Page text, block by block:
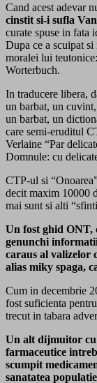
Cand acest adevar
cinstit si-i sufla
curate spuse in fata
Dupa ce a scuipat si
moralei lui
Worterbuch.
In traducere libera,
un barbat, un
un barbat, un
care semi-eruditul
Verlaine “Par
Domnule: cu
CTP-ul si
decit maxim 10000
mai sunt si alti
Un fost ghid ONT,
genunchi
caraus al valizelor
alias miky spaga,
Cum in decembrie
fost suficienta
trecut in tabara
Un alt dijmuitor cu
farmaceutice
scumpit
sanatatea